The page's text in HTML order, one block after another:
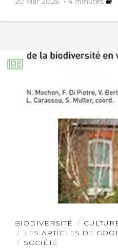
BIODIVERSITÉ
LES ARTICLES DE
SOCIÉTÉ
Lire
l'article